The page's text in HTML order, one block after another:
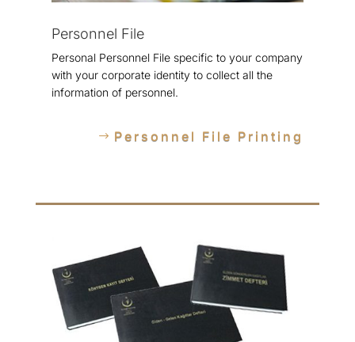
Personnel File
Personal Personnel File specific to your company
with your corporate identity to collect all the
information of personnel.
Personnel File Printing